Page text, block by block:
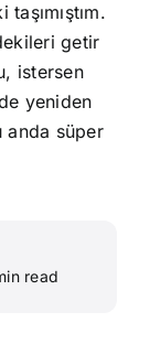
getir
istersen
yeniden
anda süper
read